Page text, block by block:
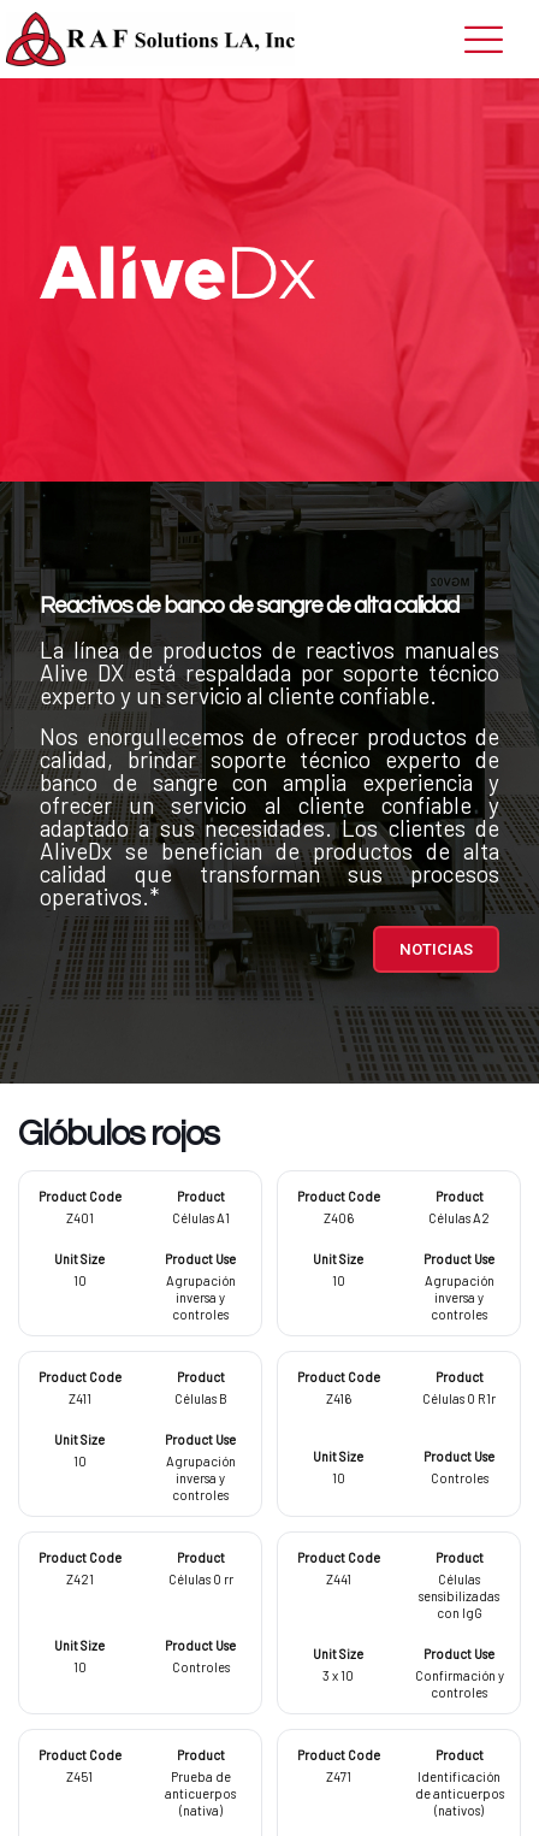
Reactivos de banco de sangre de alta calidad
La línea de productos de reactivos manuales
Alive DX está respaldada por soporte técnico
experto y un servicio al cliente confiable.
Nos enorgullecemos de ofrecer productos de
calidad, brindar soporte técnico experto de
banco de sangre con amplia experiencia y
ofrecer un servicio al cliente confiable y
adaptado a sus necesidades. Los clientes de
AliveDx se benefician de productos de alta
calidad que transforman sus procesos
operativos.*
NOTICIAS
Glóbulos rojos
Z401 Células A1
10
Agrupación
inversa y
controles
Z406 Células A2
10
Agrupación
inversa y
controles
Z411 Células B
10
Agrupación
inversa y
controles
Z416 Células O R1r
10 Controles
Z421 Células O rr
10 Controles
Z441
Células
sensibilizadas
con IgG
3 x 10
Confirmación y
controles
Z451
Prueba de
anticuerpos
(nativa)
Z471
Identificación
de anticuerpos
(nativos)